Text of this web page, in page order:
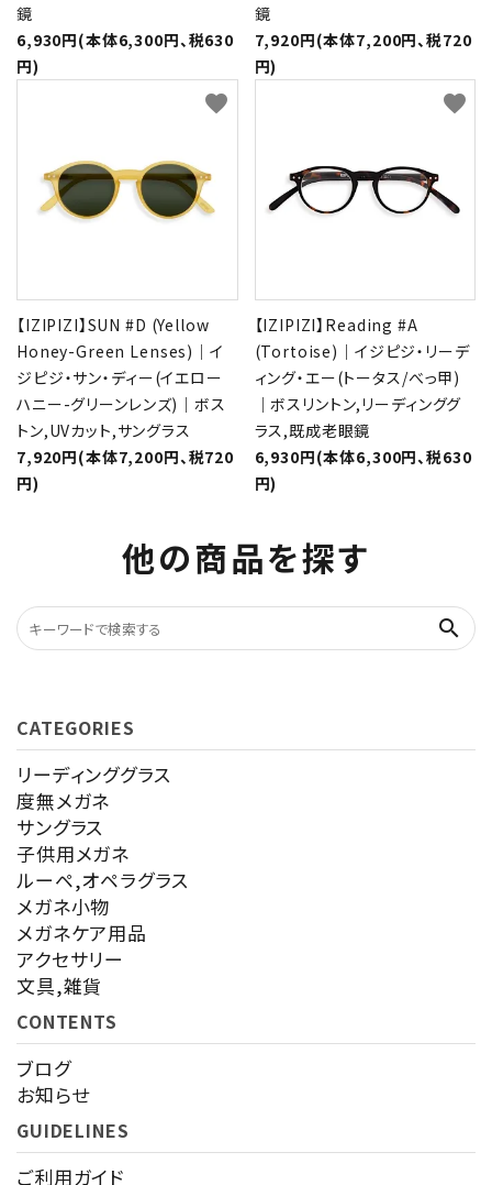
鏡
6,930円(本体6,300円、税630
円)
鏡
7,920円(本体7,200円、税720
円)
【IZIPIZI】SUN #D (Yellow
Honey-Green Lenses)｜イ
ジピジ・サン・ディー(イエロー
ハニー-グリーンレンズ)｜ボス
トン,UVカット,サングラス
7,920円(本体7,200円、税720
円)
favorite
【IZIPIZI】Reading #A
(Tortoise)｜イジピジ・リーデ
ィング・エー(トータス/べっ甲)
｜ボスリントン,リーディンググ
ラス,既成老眼鏡
6,930円(本体6,300円、税630
円)
favorite
他の商品を探す
search
CATEGORIES
リーディンググラス
度無メガネ
サングラス
子供用メガネ
ルーペ,オペラグラス
メガネ小物
メガネケア用品
アクセサリー
文具,雑貨
CONTENTS
ブログ
お知らせ
GUIDELINES
ご利用ガイド